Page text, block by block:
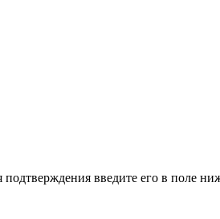
введите его в поле